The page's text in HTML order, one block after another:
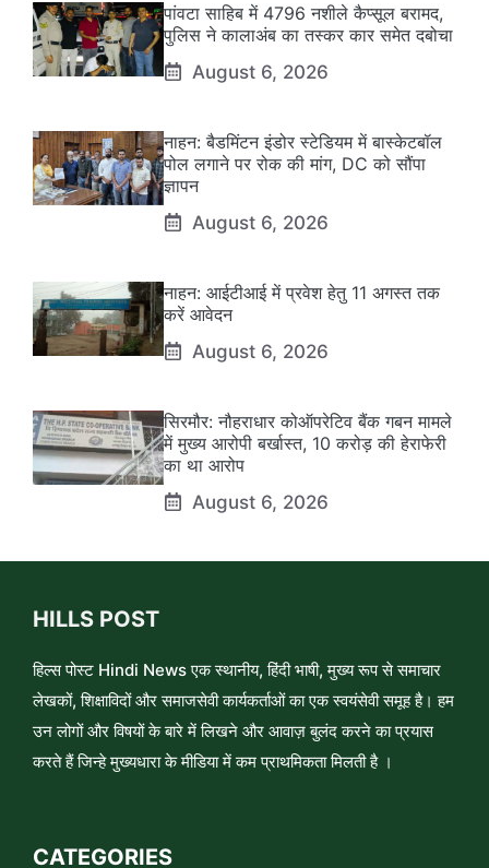
पांवटा साहिब में 4796 नशीले कैप्सूल बरामद,
पुलिस ने कालाअंब का तस्कर कार समेत दबोचा
August 6, 2026
नाहन: बैडमिंटन इंडोर स्टेडियम में बास्केटबॉल
पोल लगाने पर रोक की मांग, DC को सौंपा
ज्ञापन
August 6, 2026
नाहन: आईटीआई में प्रवेश हेतु 11 अगस्त तक
करें आवेदन
August 6, 2026
सिरमौर: नौहराधार कोऑपरेटिव बैंक गबन मामले
में मुख्य आरोपी बर्खास्त, 10 करोड़ की हेराफेरी
का था आरोप
August 6, 2026
HILLS POST
हिल्स पोस्ट Hindi News एक स्थानीय, हिंदी भाषी, मुख्य रूप से समाचार
लेखकों, शिक्षाविदों और समाजसेवी कार्यकर्ताओं का एक स्वयंसेवी समूह है। हम
उन लोगों और विषयों के बारे में लिखने और आवाज़ बुलंद करने का प्रयास
करते हैं जिन्हे मुख्यधारा के मीडिया में कम प्राथमिकता मिलती है ।
CATEGORIES